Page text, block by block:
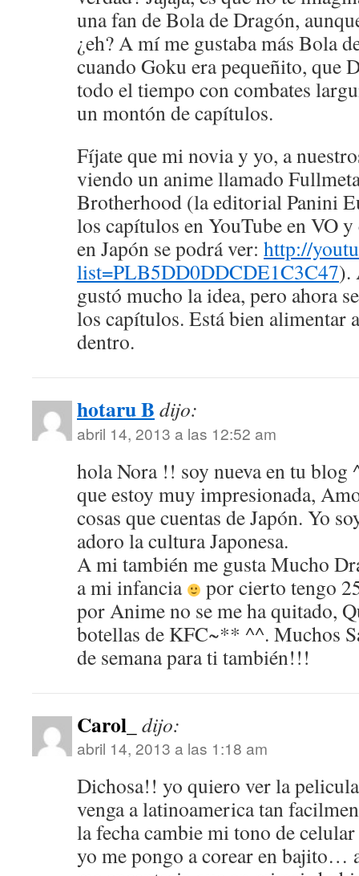
una fan de Bola de Dragón,
¿eh? A mí me gustaba más Bola
cuando Goku era pequeñito, que
todo el tiempo con combates
un montón de capítulos.
Fíjate que mi novia y yo, a
viendo un anime llamado
Brotherhood (la editorial Panini
los capítulos en YouTube en VO
en Japón se podrá ver: http://
list=PLB5DD0DDCDE1C3C47).
gustó mucho la idea, pero ahora
los capítulos. Está bien alimentar
dentro.
hotaru B dijo:
abril 14, 2013 a las 12:52 am
hola Nora !! soy nueva en tu blog
que estoy muy impresionada,
cosas que cuentas de Japón. Yo
adoro la cultura Japonesa.
A mi también me gusta Mucho
a mi infancia
por cierto tengo
por Anime no se me ha quitado,
botellas de KFC~** ^^. Muchos
de semana para ti también!!!
Carol_ dijo:
abril 14, 2013 a las 1:18 am
Dichosa!! yo quiero ver la
venga a latinoamerica tan
la fecha cambie mi tono de
yo me pongo a corear en bajito…